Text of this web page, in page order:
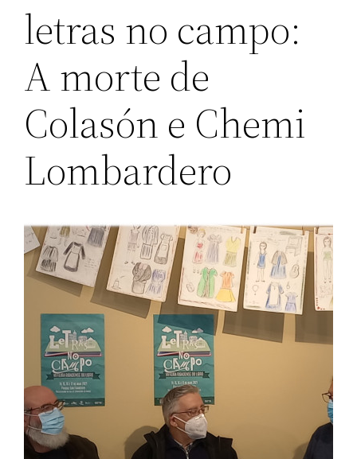
letras no campo:
A morte de
Colasón e Chemi
Lombardero